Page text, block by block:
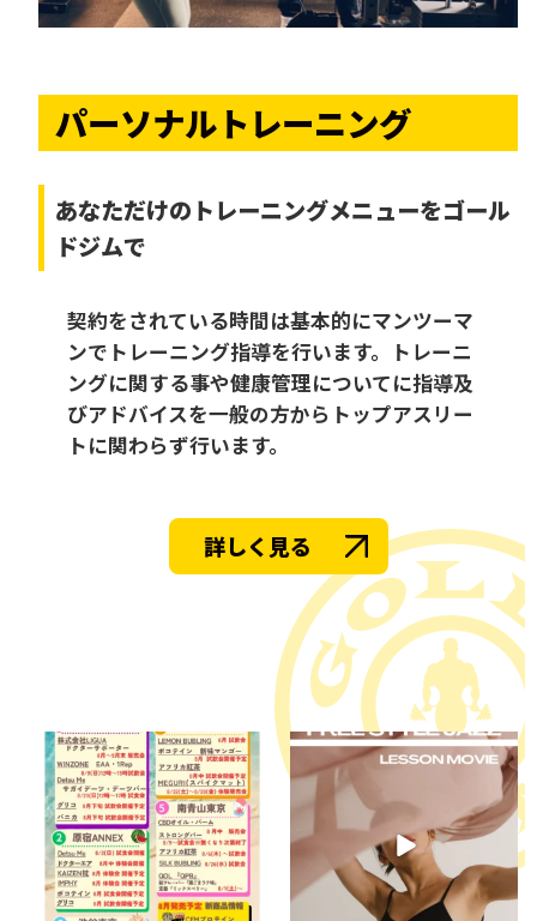
パーソナルトレーニング
あなただけの トレーニングメニューをゴール
ドジムで
契約をされている時間は基本的にマンツーマ
ンでトレーニング指導を行います。トレーニ
ングに関する事や健康管理についてに指導及
びアドバイスを一般の方からトップアスリー
トに関わらず行います。
詳しく見る